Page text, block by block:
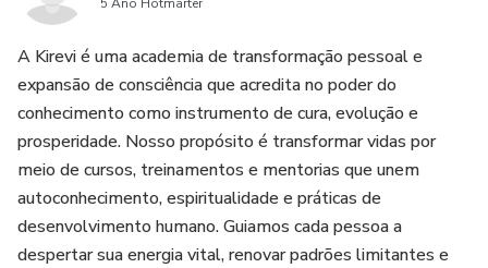
forma natural, sem remédios ou efeitos rebote.
Comece hoje sua jornada de autocuidado e sinta a diferença
já nos primeiros dias! 🌸
A Kirevi é uma academia de transformação pessoal e
expansão de consciência que acredita no poder do
conhecimento como instrumento de cura, evolução e
prosperidade. Nosso propósito é transformar vidas por
meio de cursos, treinamentos e mentorias que unem
autoconhecimento, espiritualidade e práticas de
desenvolvimento humano. Guiamos cada pessoa a
despertar sua energia vital, renovar padrões limitantes e